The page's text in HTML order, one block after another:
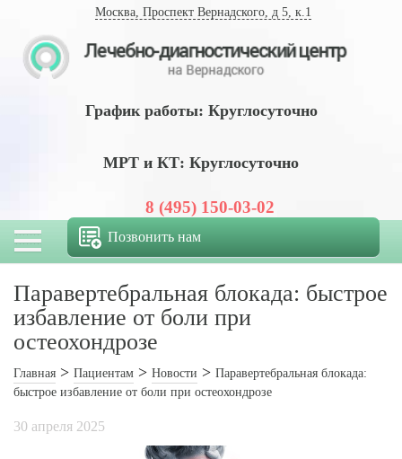
Москва, Проспект Вернадского, д 5, к.1
График работы: Круглосуточно
МРТ и КТ: Круглосуточно
8 (495) 150-03-02
Позвонить нам
Паравертебральная блокада: быстрое
избавление от боли при
остеохондрозе
Главная Пациентам Новости
Паравертебральная блокада:
быстрое избавление от боли при остеохондрозе
30 апреля 2025